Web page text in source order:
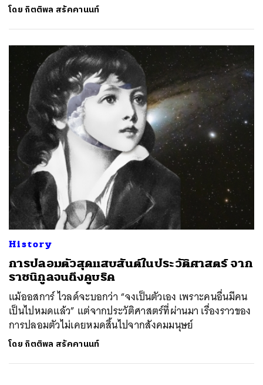
โดย กิตติพล สรัคคานนท์
History
การปลอมตัวสุดแสบสันต์ในประวัติศาสตร์ จาก
ราชนิกูลจนถึงคูบริค
แม้ออสการ์ ไวลด์จะบอกว่า “จงเป็นตัวเอง เพราะคนอื่นมีคน
เป็นไปหมดแล้ว” แต่จากประวัติศาสตร์ที่ผ่านมา เรื่องราวของ
การปลอมตัวไม่เคยหมดสิ้นไปจากสังคมมนุษย์
โดย กิตติพล สรัคคานนท์